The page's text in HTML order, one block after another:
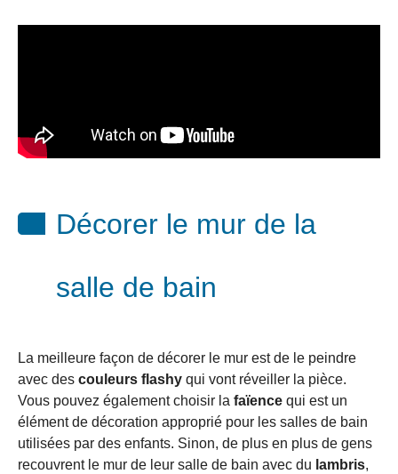
Décorer le mur de la
salle de bain
La meilleure façon de décorer le mur est de le peindre
avec des couleurs flashy qui vont réveiller la pièce.
Vous pouvez également choisir la faïence qui est un
élément de décoration approprié pour les salles de bain
utilisées par des enfants. Sinon, de plus en plus de gens
recouvrent le mur de leur salle de bain avec du lambris,